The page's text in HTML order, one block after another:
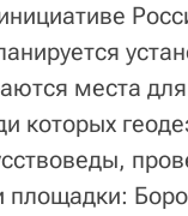
места
которых
площадки: